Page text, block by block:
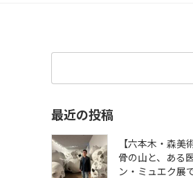
最近の投稿
【六本木・森美
骨の山と、ある
ン・ミュエク展